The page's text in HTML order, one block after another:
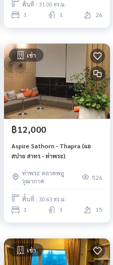
พื้นที่ : 31.00 ตร.ม.
1 1 26
เช่า
฿12,000
Aspire Sathorn - Thapra (แอ
สปาย สาทร - ท่าพระ)
ท่าพระ ตลาดพลู
วุฒากาศ
526
พื้นที่ : 30.63 ตร.ม.
1 1 15
เช่า